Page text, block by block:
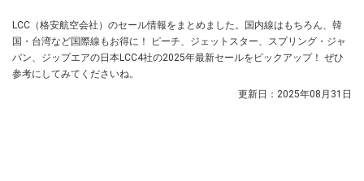
LCC（格安航空会社）のセール情報をまとめました。国内線はもちろん、韓
国・台湾など国際線もお得に！ ピーチ、ジェットスター、スプリング・ジャ
パン、ジップエアの日本LCC4社の2025年最新セールをピックアップ！ ぜひ
参考にしてみてくださいね。
更新日： 2025年08月31日